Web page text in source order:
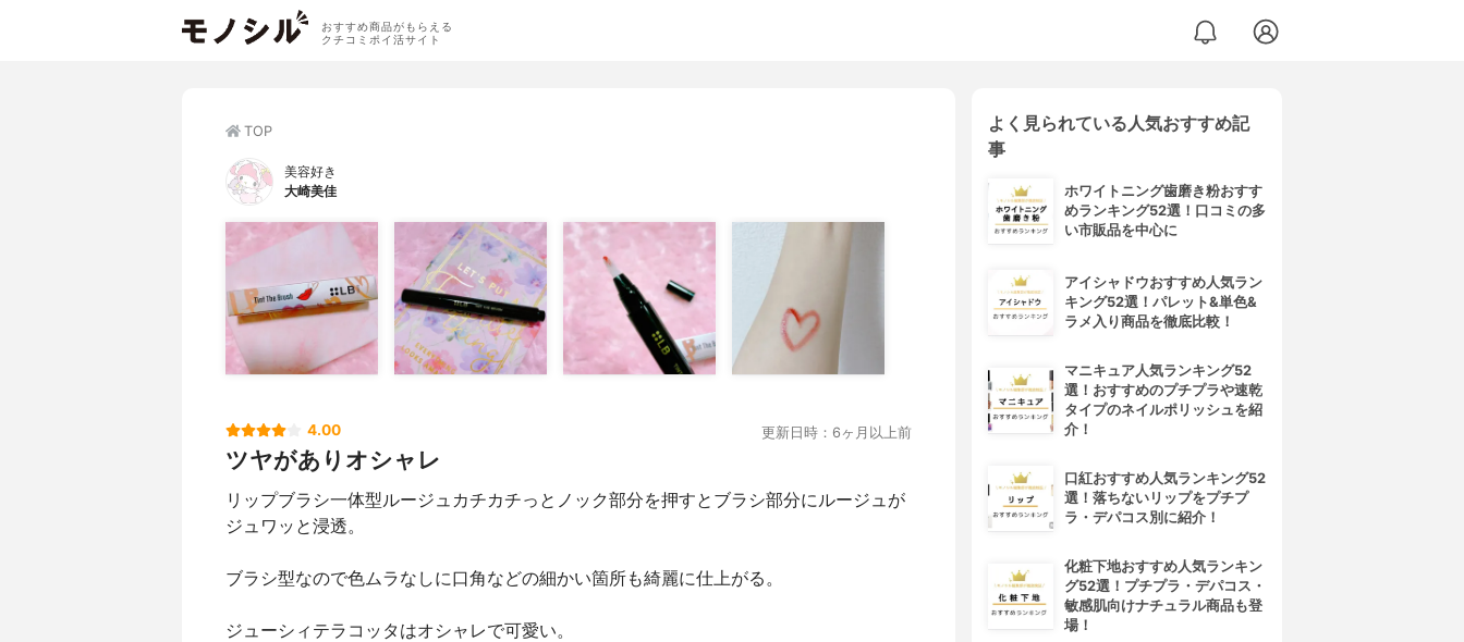
おすすめ商品がもらえる
クチコミポイ活サイト
TOP
美容好き
大崎美佳
4.00 更新日時：6ヶ月以上前
ツヤがありオシャレ
リップブラシ一体型ルージュカチカチっとノック部分を押すとブラシ部分にルージュが
ジュワッと浸透。
ブラシ型なので色ムラなしに口角などの細かい箇所も綺麗に仕上がる。
ジューシィテラコッタはオシャレで可愛い。
よく見られている人気おすすめ記
事
ホワイトニング歯磨き粉おすす
めランキング52選！口コミの多
い市販品を中心に
アイシャドウおすすめ人気ラン
キング52選！パレット&単色&
ラメ入り商品を徹底比較！
マニキュア人気ランキング52
選！おすすめのプチプラや速乾
タイプのネイルポリッシュを紹
介！
口紅おすすめ人気ランキング52
選！落ちないリップをプチプ
ラ・デパコス別に紹介！
化粧下地おすすめ人気ランキン
グ52選！プチプラ・デパコス・
敏感肌向けナチュラル商品も登
場！